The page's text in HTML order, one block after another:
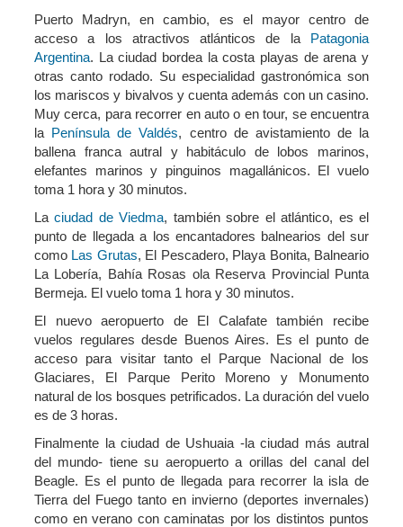
Puerto Madryn, en cambio, es el mayor centro de
acceso a los atractivos atlánticos de la Patagonia
Argentina. La ciudad bordea la costa playas de arena y
otras canto rodado. Su especialidad gastronómica son
los mariscos y bivalvos y cuenta además con un casino.
Muy cerca, para recorrer en auto o en tour, se encuentra
la Península de Valdés, centro de avistamiento de la
ballena franca autral y habitáculo de lobos marinos,
elefantes marinos y pinguinos magallánicos. El vuelo
toma 1 hora y 30 minutos.
Laciudad de Viedma, también sobre el atlántico, es el
punto de llegada a los encantadores balnearios del sur
como Las Grutas, El Pescadero, Playa Bonita, Balneario
La Lobería, Bahía Rosas ola Reserva Provincial Punta
Bermeja. El vuelo toma 1 hora y 30 minutos.
El nuevo aeropuerto de El Calafate también recibe
vuelos regulares desde Buenos Aires. Es el punto de
acceso para visitar tanto el Parque Nacional de los
Glaciares, El Parque Perito Moreno y Monumento
natural de los bosques petrificados. La duración del vuelo
es de 3 horas.
Finalmente la ciudad de Ushuaia -la ciudad más autral
del mundo- tiene su aeropuerto a orillas del canal del
Beagle. Es el punto de llegada para recorrer la isla de
Tierra del Fuego tanto en invierno (deportes invernales)
como en verano con caminatas por los distintos puntos